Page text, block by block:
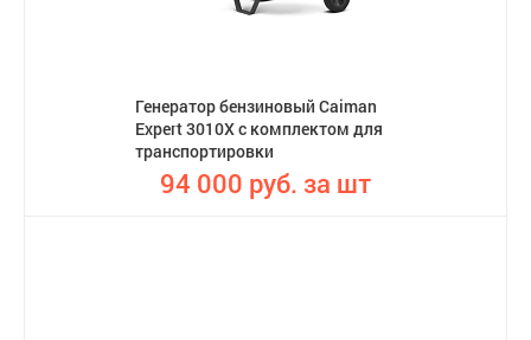
Генератор бензиновый Caiman
Expert 3010X с комплектом для
транспортировки
94 000 руб. за шт